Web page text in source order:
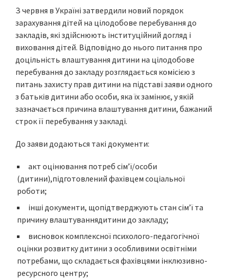
З червня в Україні затвердили новий порядок
зарахування дітей на цілодобове перебування до
закладів, які здійснюють інституційний догляд і
виховання дітей. Відповідно до нього питання про
доцільність влаштування дитини на цілодобове
перебування до закладу розглядається комісією з
питань захисту прав дитини на підставі заяви одного
з батьків дитини або особи, яка їх замінює, у якій
зазначається причина влаштування дитини, бажаний
строк її перебування у закладі.
До заяви додаються такі документи:
акт оцінювання потреб сім’ї/особи
(дитини),підготовлений фахівцем соціальної
роботи;
інші документи, щопідтверджують стан сім’ї та
причину влаштуваннядитини до закладу;
висновок комплексної психолого-педагогічної
оцінки розвитку дитини з особливими освітніми
потребами, що складається фахівцями інклюзивно-
ресурсного центру;